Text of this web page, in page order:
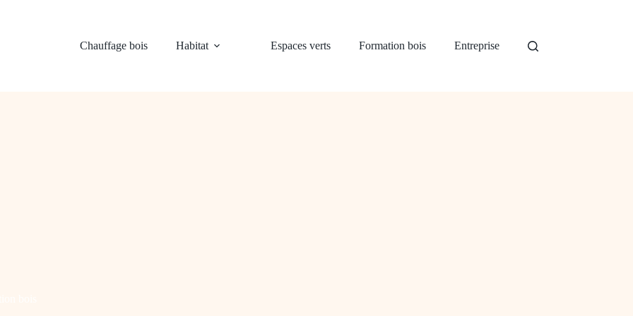
Chauffage bois
Habitat Espaces verts Formation bois Entreprise